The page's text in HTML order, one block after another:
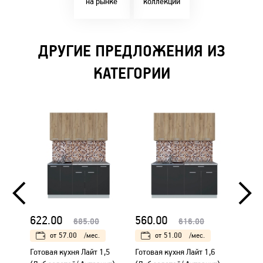
ДРУГИЕ ПРЕДЛОЖЕНИЯ ИЗ
КАТЕГОРИИ
622.00 685.00
от 57.00 /мес.
Готовая кухня Лайт 1,5
560.00 616.00
от 51.00 /мес.
Готовая кухня Лайт 1,6